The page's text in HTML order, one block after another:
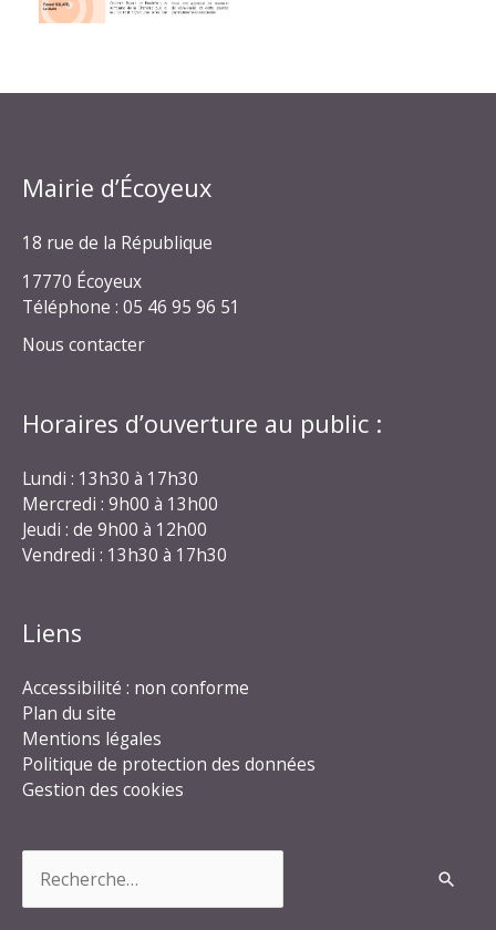
Mairie d’Écoyeux
18 rue de la République
17770 Écoyeux
Téléphone : 05 46 95 96 51
Nous contacter
Horaires d’ouverture au public :
Lundi : 13h30 à 17h30
Mercredi : 9h00 à 13h00
Jeudi : de 9h00 à 12h00
Vendredi : 13h30 à 17h30
Liens
Accessibilité : non conforme
Plan du site
Mentions légales
Politique de protection des données
Gestion des cookies